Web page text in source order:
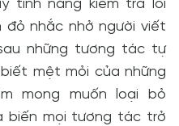
tính năng kiểm tra lỗi
nhắc nhở người viết
những tương tác tự
mệt mỏi của những
mong muốn loại bỏ
biến mọi tương tác trở